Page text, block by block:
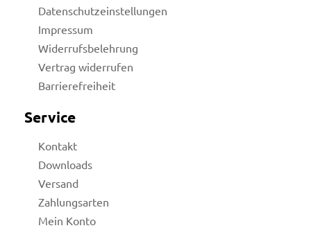
Datenschutzeinstellungen
Impressum
Widerrufsbelehrung
Vertrag widerrufen
Barrierefreiheit
Service
Kontakt
Downloads
Versand
Zahlungsarten
Mein Konto